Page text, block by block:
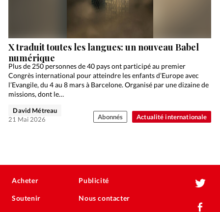
Actualité internationale
X traduit toutes les langues: un nouveau Babel
numérique
Plus de 250 personnes de 40 pays ont participé au premier
Congrès international pour atteindre les enfants d’Europe avec
l’Evangile, du 4 au 8 mars à Barcelone. Organisé par une dizaine de
missions, dont le…
David Métreau
21 Mai 2026
Abonnés
Acheter
Soutenir
Publicité
Nous contacter